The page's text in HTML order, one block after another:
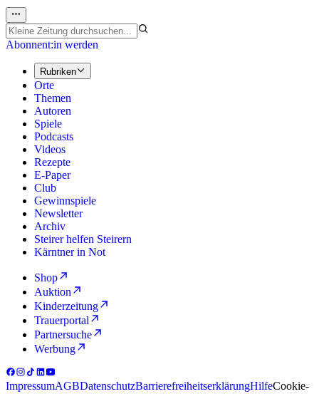
Abonnent:in werden
Rubriken
Orte
Themen
Autoren
Spiele
Podcasts
Videos
Rezepte
E-Paper
Club
Gewinnspiele
Newsletter
Archiv
Steirer helfen Steirern
Kärntner in Not
Shop
Auktion
Kinderzeitung
Trauerportal
Partnersuche
Werbung
ImpressumAGBDatenschutzBarrierefreiheitserklärungHilfeCookie-